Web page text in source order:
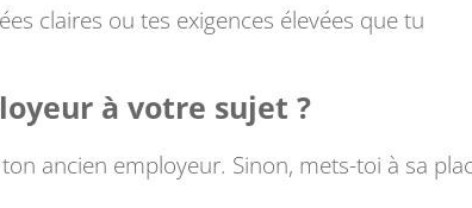
claires ou tes exigences élevées que tu
à votre sujet ?
ancien employeur. Sinon, mets-toi à sa